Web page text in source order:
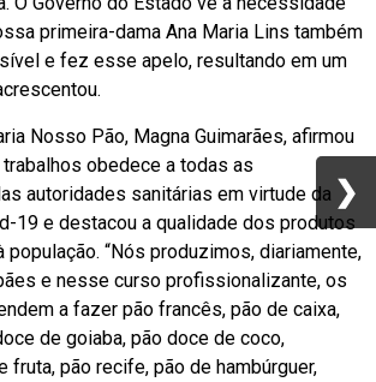
primeira-dama Ana Maria Lins também
e fez esse apelo, resultando em um
Nosso Pão, Magna Guimarães, afirmou
obedece a todas as
autoridades sanitárias em virtude da
19 e destacou a qualidade dos produtos
“Nós produzimos, diariamente,
e nesse curso profissionalizante, os
a fazer pão francês, pão de caixa,
de goiaba, pão doce de coco,
fruta, pão recife, pão de hambúrguer,
❯
❯